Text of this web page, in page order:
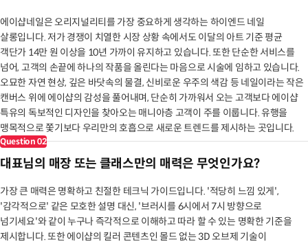
에이샵네일은 오리지널리티를 가장 중요하게 생각하는 하이엔드 네일
살롱입니다. 저가 경쟁이 치열한 시장 상황 속에서도 이달의 아트 기준 평균
객단가 14만 원 이상을 10년 가까이 유지하고 있습니다. 또한 단순한 서비스를
넘어, 고객의 손끝에 하나의 작품을 올린다는 마음으로 시술에 임하고 있습니다.
오묘한 자연 현상, 깊은 바닷속의 물결, 신비로운 우주의 색감 등 네일이라는 작은
캔버스 위에 에이샵의 감성을 풀어내며, 단순히 가까워서 오는 고객보다 에이샵
특유의 독보적인 디자인을 찾아오는 매니아층 고객이 주를 이룹니다. 유행을
맹목적으로 쫓기보다 우리만의 호흡으로 새로운 트렌드를 제시하는 곳입니다.
Question 02
대표님의 매장 또는 클래스만의 매력은 무엇인가요?
가장 큰 매력은 명확하고 친절한 테크닉 가이드입니다. '적당히 느낌 있게',
'감각적으로' 같은 모호한 설명 대신, '브러시를 6시에서 7시 방향으로
넘기세요'와 같이 누구나 즉각적으로 이해하고 따라 할 수 있는 명확한 기준을
제시합니다. 또한 에이샵의 킬러 콘텐츠인 몰드 없는 3D 오브제 기술이